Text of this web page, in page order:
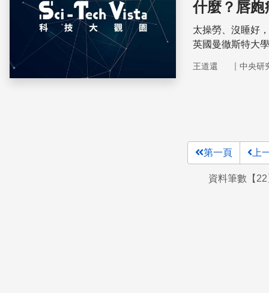
什麼？唇
太操勞、沒睡好
英國曼徹斯特大
王道還 ｜ 中央研
第一頁 上
資料筆數【